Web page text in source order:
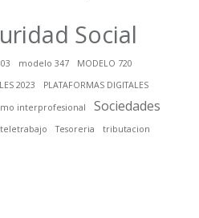
Social
modelo 347
MODELO 720
2023
PLATAFORMAS DIGITALES
interprofesional Sociedades
teletrabajo Tesoreria
tributacion